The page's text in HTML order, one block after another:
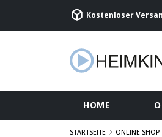
Kostenloser
HOME
STARTSEITE ONLINE-SHOP